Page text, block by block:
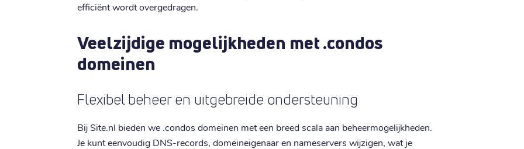
efficiënt wordt overgedragen.
Veelzijdige mogelijkheden met .condos
domeinen
Flexibel beheer en uitgebreide ondersteuning
Bij Site.nl bieden we .condos domeinen met een breed scala aan beheermogelijkheden.
Je kunt eenvoudig DNS-records, domeineigenaar en nameservers wijzigen, wat je